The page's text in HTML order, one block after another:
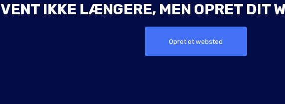
VENT IKKE LÆNGERE, MEN OPRET DIT
Opret et websted